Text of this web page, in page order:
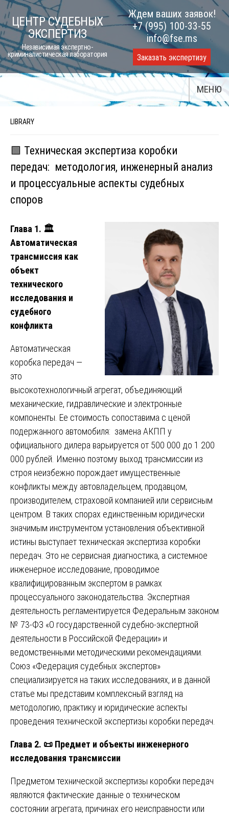
Skip
to
content
ЦЕНТР СУДЕБНЫХ
ЭКСПЕРТИЗ
Независимая экспертно-
криминалистическая лаборатория
Ждем ваших заявок!
+7 (995) 100-33-55
info@fse.ms
Заказать экспертизу
МЕНЮ
LIBRARY
🟩 Техническая экспертиза коробки
передач: методология, инженерный анализ
и процессуальные аспекты судебных
споров
Глава 1. 🏛
Автоматическая
трансмиссия как
объект
технического
исследования и
судебного
конфликта
Автоматическая
коробка передач —
это
высокотехнологичный агрегат, объединяющий
механические, гидравлические и электронные
компоненты. Ее стоимость сопоставима с ценой
подержанного автомобиля: замена АКПП у
официального дилера варьируется от 500 000 до 1 200
000 рублей. Именно поэтому выход трансмиссии из
строя неизбежно порождает имущественные
конфликты между автовладельцем, продавцом,
производителем, страховой компанией или сервисным
центром. В таких спорах единственным юридически
значимым инструментом установления объективной
истины выступает техническая экспертиза коробки
передач. Это не сервисная диагностика, а системное
инженерное исследование, проводимое
квалифицированным экспертом в рамках
процессуального законодательства. Экспертная
деятельность регламентируется Федеральным законом
№ 73-ФЗ «О государственной судебно-экспертной
деятельности в Российской Федерации» и
ведомственными методическими рекомендациями.
Союз «Федерация судебных экспертов»
специализируется на таких исследованиях, и в данной
статье мы представим комплексный взгляд на
методологию, практику и юридические аспекты
проведения технической экспертизы коробки передач.
Глава 2. 📜 Предмет и объекты инженерного
исследования трансмиссии
Предметом технической экспертизы коробки передач
являются фактические данные о техническом
состоянии агрегата, причинах его неисправности или